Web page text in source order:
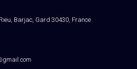
Barjac, Gard 30430, France